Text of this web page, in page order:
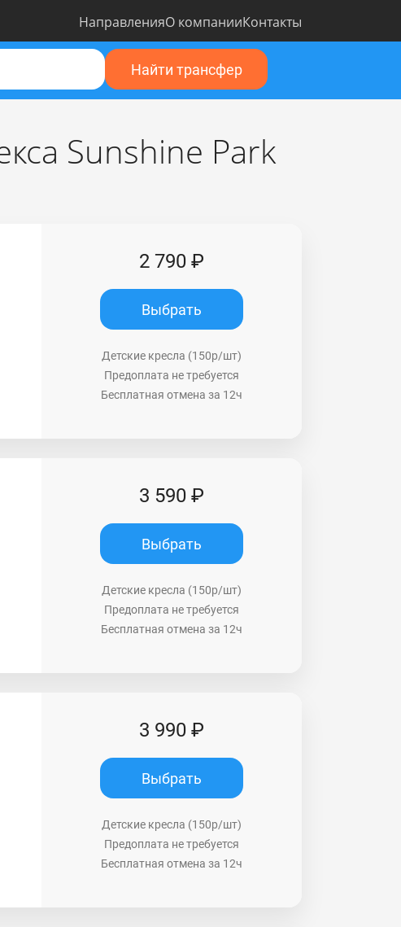
НаправленияО компанииКонтакты
Найти трансфер
Sunshine Park
2 790 ₽
Выбрать
Детские кресла (150р/шт)
Предоплата не требуется
Бесплатная отмена за 12ч
3 590 ₽
Выбрать
Детские кресла (150р/шт)
Предоплата не требуется
Бесплатная отмена за 12ч
3 990 ₽
Выбрать
Детские кресла (150р/шт)
Предоплата не требуется
Бесплатная отмена за 12ч